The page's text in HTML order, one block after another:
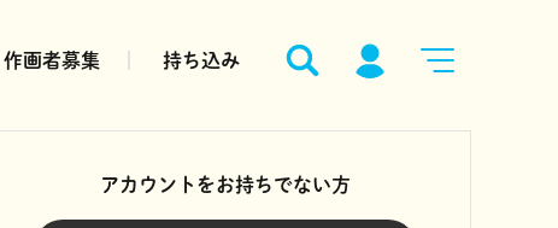
作画者募集 持ち込み
アカウントをお持ちでない方